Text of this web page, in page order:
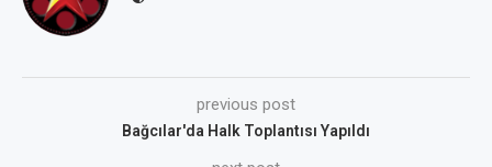
previous post
Bağcılar'da Halk Toplantısı Yapıldı